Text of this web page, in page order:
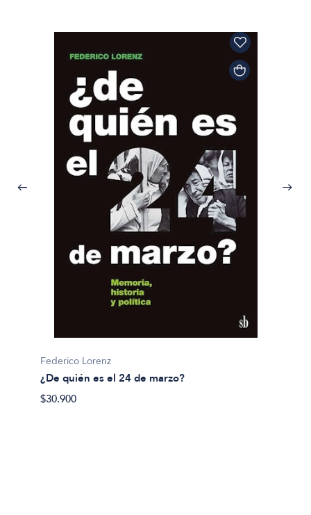
Federico Lorenz
¿De quién es el 24 de marzo?
$30.900